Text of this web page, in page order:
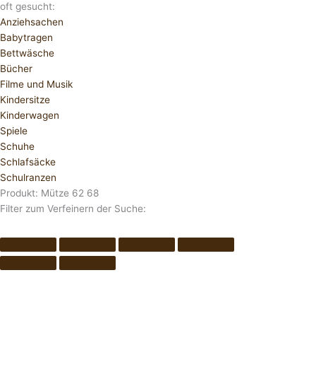
oft gesucht:
Anziehsachen
Babytragen
Bettwäsche
Bücher
Filme und Musik
Kindersitze
Kinderwagen
Spiele
Schuhe
Schlafsäcke
Schulranzen
Produkt: Mütze 62 68
Filter zum Verfeinern der Suche: